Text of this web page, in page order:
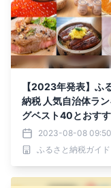
【2023年発表】ふ
納税 人気自治体ラ
グベスト40とおす
礼品を発表
2023-08-08 09:50
ふるさと納税ガイド